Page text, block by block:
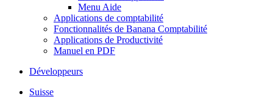
Menu Aide
Applications de comptabilité
Fonctionnalités de Banana Comptabilité
Applications de Productivité
Manuel en PDF
Développeurs
Suisse